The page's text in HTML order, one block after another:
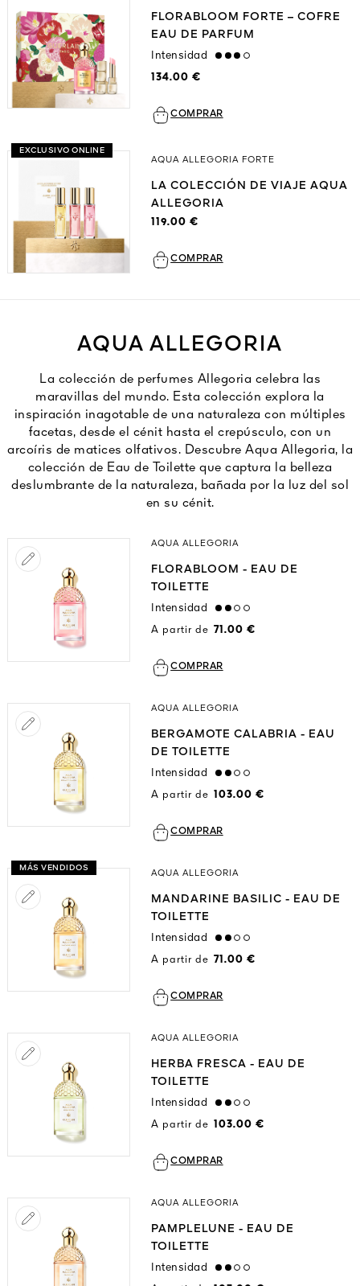
FLORABLOOM FORTE – COFRE
EAU DE PARFUM
Intensidad
high
134.00 €
COMPRAR
EXCLUSIVO ONLINE
AQUA ALLEGORIA FORTE
LA COLECCIÓN DE VIAJE AQUA
ALLEGORIA
119.00 €
COMPRAR
AQUA ALLEGORIA
La colección de perfumes Allegoria celebra las
maravillas del mundo. Esta colección explora la
inspiración inagotable de una naturaleza con múltiples
facetas, desde el cénit hasta el crepúsculo, con un
arcoíris de matices olfativos. Descubre Aqua Allegoria, la
colección de Eau de Toilette que captura la belleza
deslumbrante de la naturaleza, bañada por la luz del sol
en su cénit.
AQUA ALLEGORIA
FLORABLOOM - EAU DE
TOILETTE
Intensidad
medium
A partir de 71.00 €
COMPRAR
AQUA ALLEGORIA
BERGAMOTE CALABRIA - EAU
DE TOILETTE
Intensidad
medium
A partir de 103.00 €
COMPRAR
MÁS VENDIDOS
AQUA ALLEGORIA
MANDARINE BASILIC - EAU DE
TOILETTE
Intensidad
medium
A partir de 71.00 €
COMPRAR
AQUA ALLEGORIA
HERBA FRESCA - EAU DE
TOILETTE
Intensidad
medium
A partir de 103.00 €
COMPRAR
AQUA ALLEGORIA
PAMPLELUNE - EAU DE
TOILETTE
Intensidad
medium